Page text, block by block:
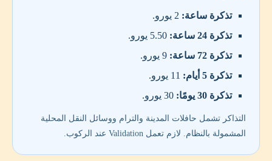
تذكرة ساعة:
تذكرة 24 ساعة:
تذكرة 72 ساعة:
تذكرة 5 أيام:
تذكرة 30 يومًا:
التذاكر تشمل حافلات المدينة والترام ووسائل النقل المحلية
المشمولة بالنظام. لازم تعمل Validation عند الركوب.